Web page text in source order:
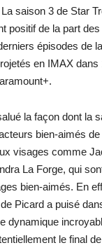
saison 3 de Star
positif de la part
épisodes de
en IMAX dans
la façon dont la
bien-aimés
visages comme
La Forge, qui
bien-aimés. En
Picard a puisé
dynamique
le final